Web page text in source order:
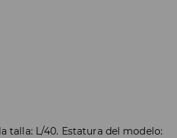
talla: L/40. Estatura del modelo: